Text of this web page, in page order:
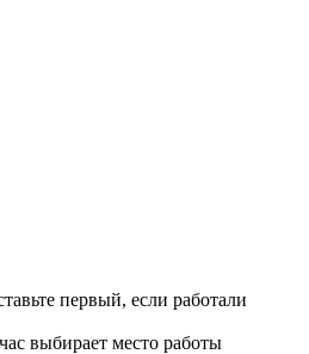
первый, если работали
выбирает место работы